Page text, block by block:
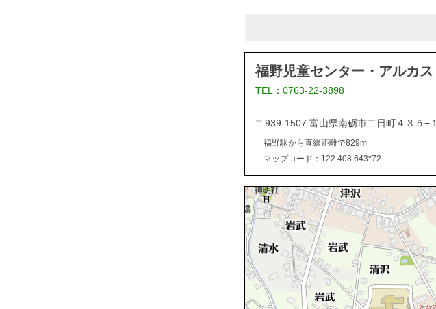
福野児童センター・アルカス
TEL：0763-22-3898
〒939-1507 富山県南砺市二日町４３５−１
福野駅から直線距離で829m
マップコード：122 408 643*72